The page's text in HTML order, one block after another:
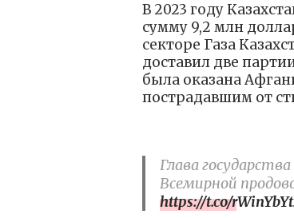
В 2023 году
сумму 9,2 млн
секторе Газа
доставил две
была оказана
пострадавшим от
Глава
Всемирной
https://t.co/